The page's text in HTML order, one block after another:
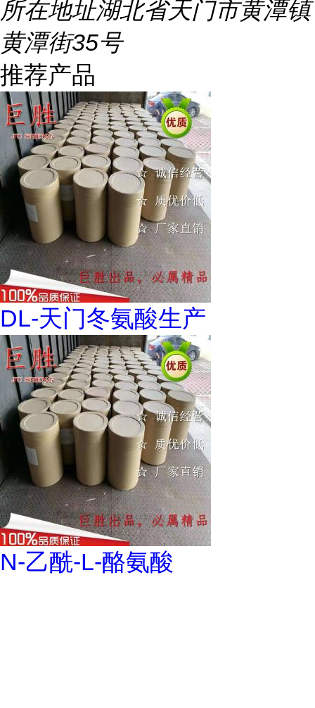
所在地址湖北省天门市黄潭镇
黄潭街35号
推荐产品
DL-天门冬氨酸生产
N-乙酰-L-酪氨酸